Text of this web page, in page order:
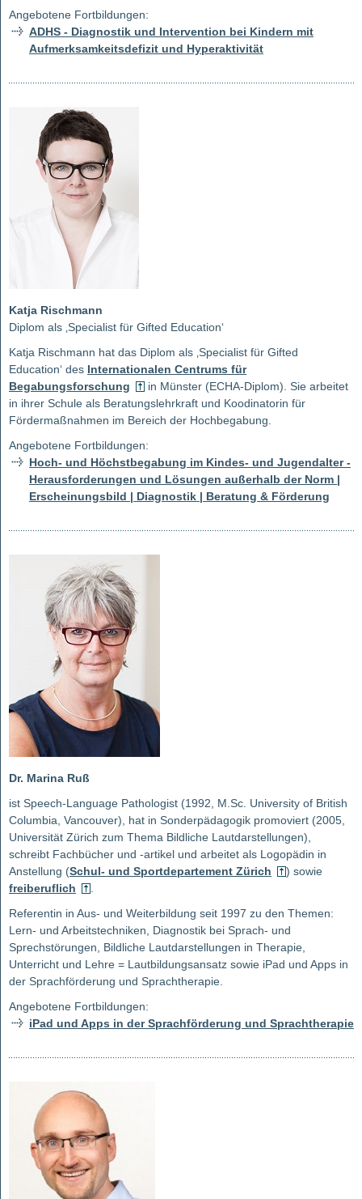
Angebotene Fortbildungen:
ADHS - Diagnostik und Intervention bei Kindern mit
Aufmerksamkeitsdefizit und Hyperaktivität
Katja Rischmann
Diplom als ‚Specialist für Gifted Education‘
Katja Rischmann hat das Diplom als ‚Specialist für Gifted
Education‘ des Internationalen Centrums für
Begabungsforschung
in Münster (ECHA-Diplom). Sie arbeitet
in ihrer Schule als Beratungslehrkraft und Koodinatorin für
Fördermaßnahmen im Bereich der Hochbegabung.
Angebotene Fortbildungen:
Hoch- und Höchstbegabung im Kindes- und Jugendalter -
Herausforderungen und Lösungen außerhalb der Norm |
Erscheinungsbild | Diagnostik | Beratung & Förderung
Dr. Marina Ruß
ist Speech-Language Pathologist (1992, M.Sc. University of British
Columbia, Vancouver), hat in Sonderpädagogik promoviert (2005,
Universität Zürich zum Thema Bildliche Lautdarstellungen),
schreibt Fachbücher und -artikel und arbeitet als Logopädin in
Anstellung (Schul- und Sportdepartement Zürich
) sowie
freiberuflich
Referentin in Aus- und Weiterbildung seit 1997 zu den Themen:
Lern- und Arbeitstechniken, Diagnostik bei Sprach- und
Sprechstörungen, Bildliche Lautdarstellungen in Therapie,
Unterricht und Lehre = Lautbildungsansatz sowie iPad und Apps in
der Sprachförderung und Sprachtherapie.
Angebotene Fortbildungen:
iPad und Apps in der Sprachförderung und Sprachtherapie